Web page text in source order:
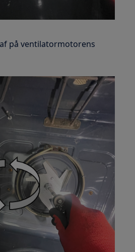
på ventilatormotorens